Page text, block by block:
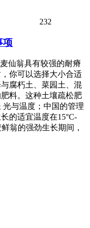
232
项
仙翁具有较强的耐瘠
你可以选择大小合适
腐朽土、菜园土、混
料。这种土壤疏松肥
与温度；中国的管理
的适宜温度在15°C-
翁的强劲生长期间，